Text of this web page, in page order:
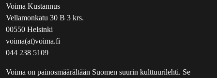
Voima Kustannus
Vellamonkatu 30 B 3 krs.
00550 Helsinki
voima(at)voima.fi
044 238 5109
Voima on painosmäärältään Suomen suurin kulttuurilehti. Se